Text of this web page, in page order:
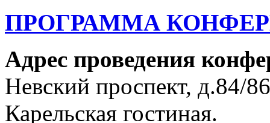
ПРОГРАММА
Адрес проведения
Невский проспект, д.84/
Карельская гостиная.